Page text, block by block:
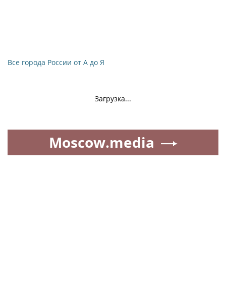
Все города России от А до Я
Загрузка...
Moscow.media